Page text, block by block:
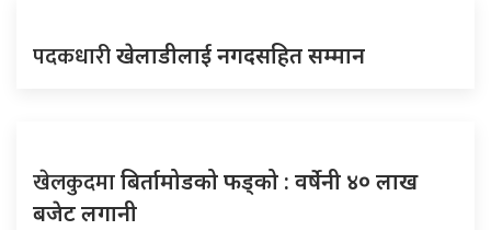
पदकधारीखेलाडीलाई नगदसहित सम्मान
खेलकुदमाबिर्तामोडको फड्को : वर्षेनी ४० लाख
बजेट लगानी